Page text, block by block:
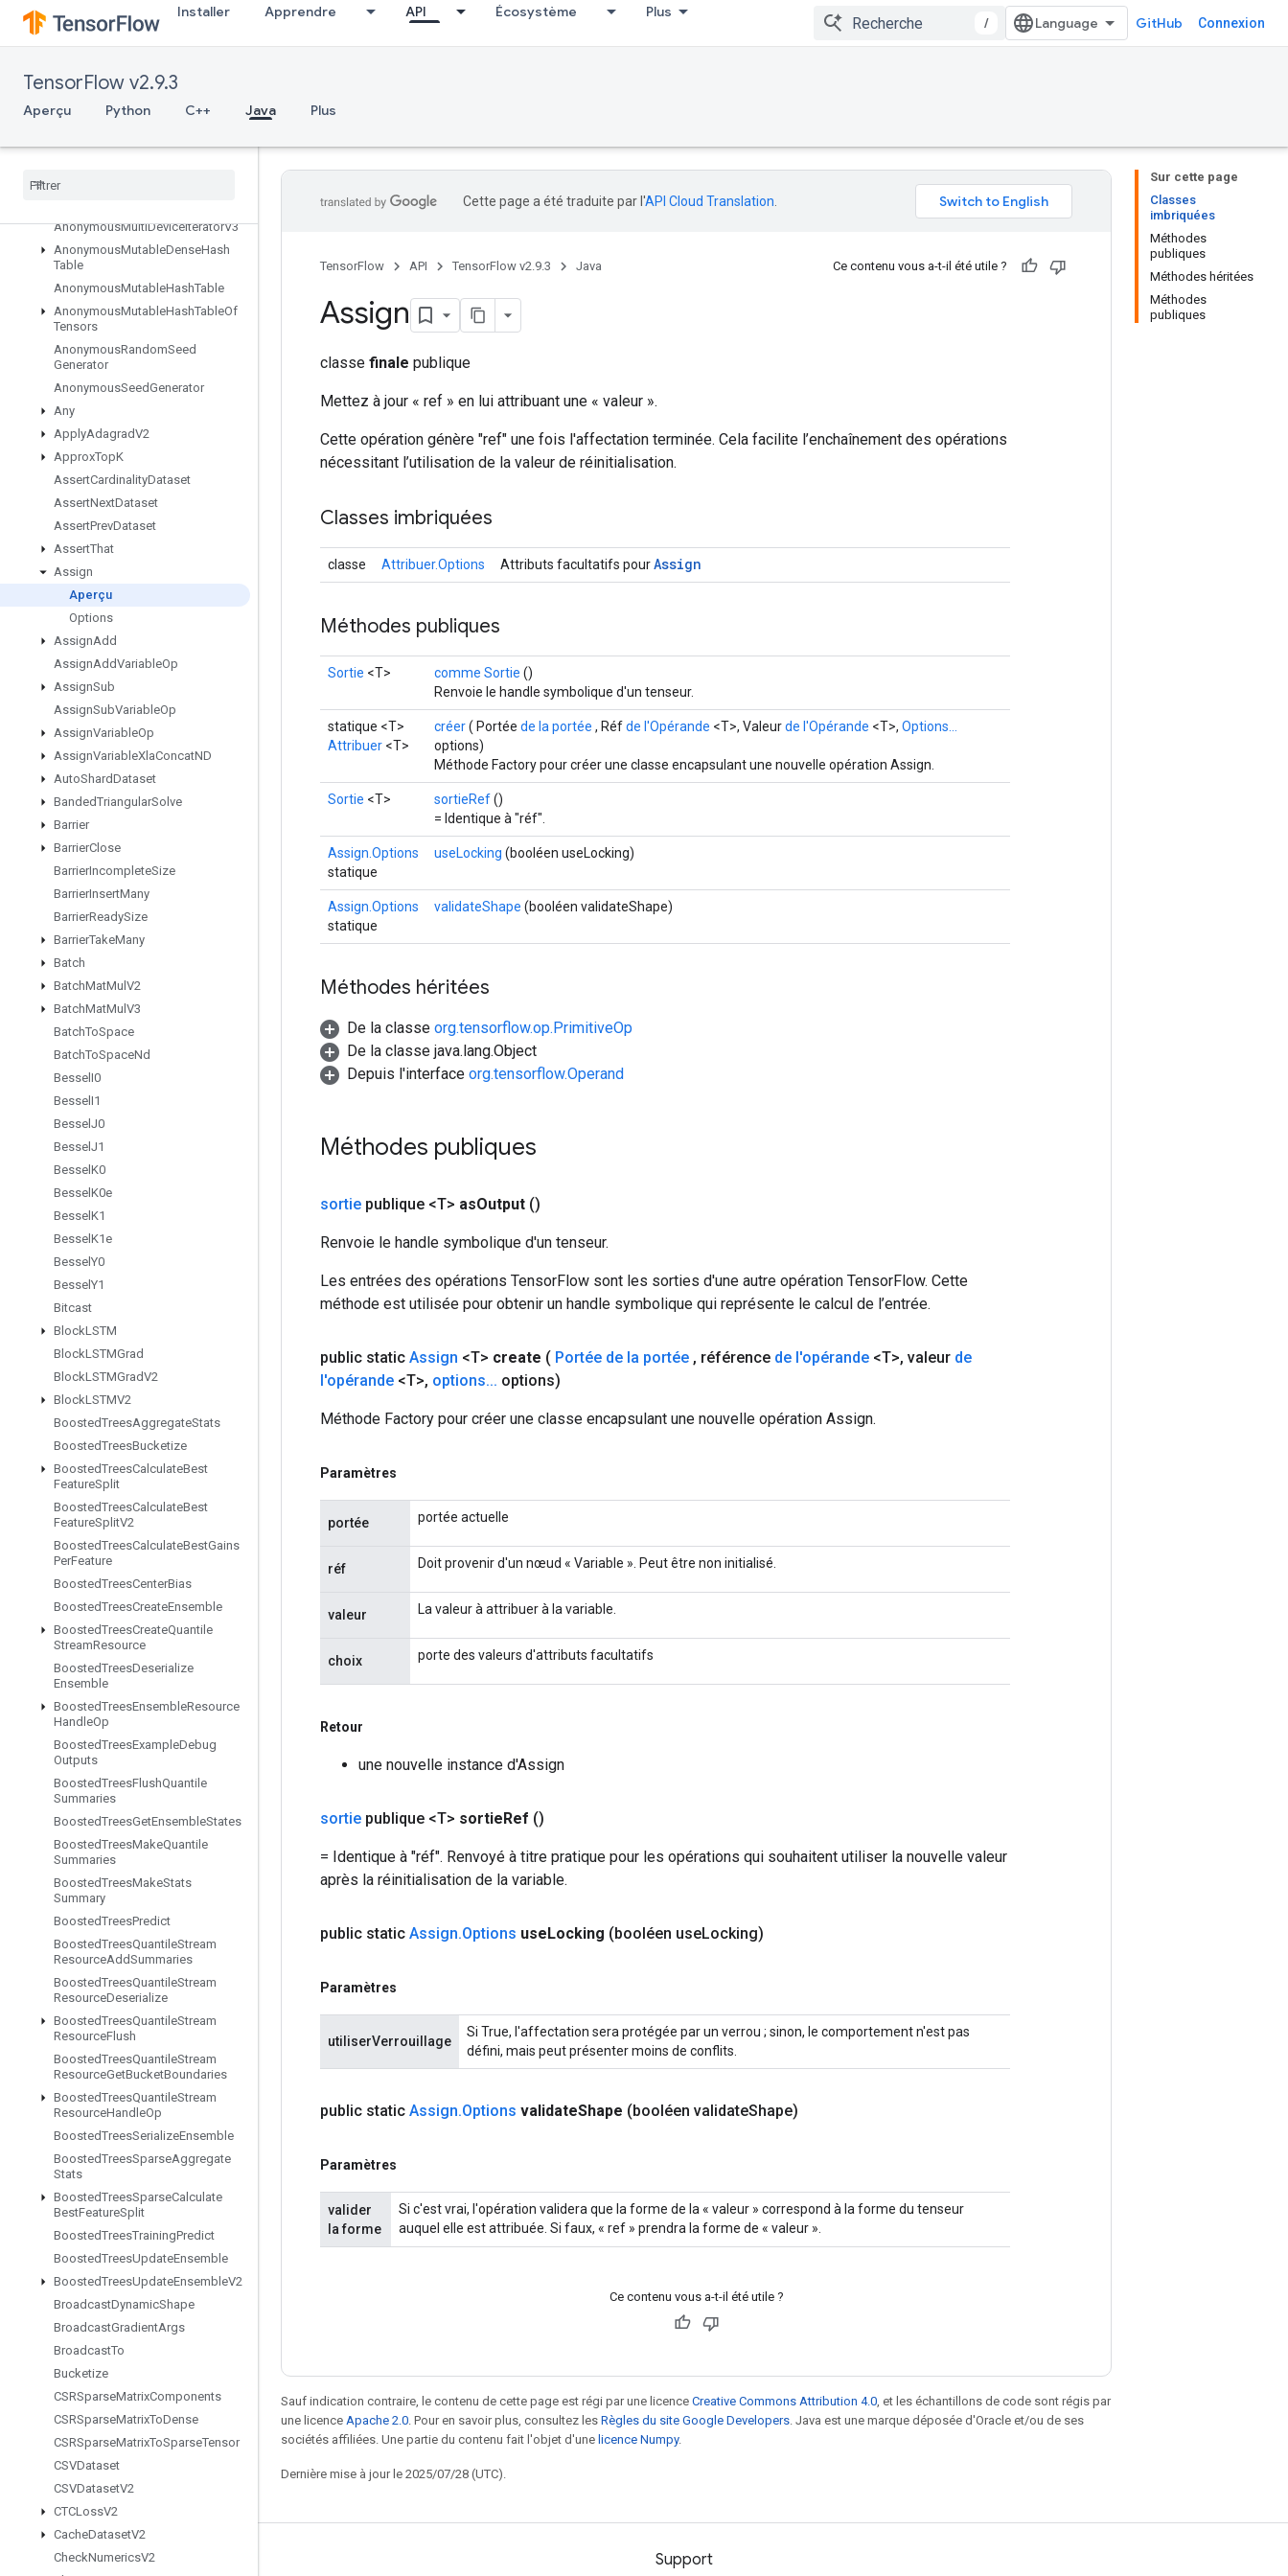
Installer Apprendre API Écosystème Plus
/ GitHub Connexion
TensorFlow v2.9.3
Aperçu Python C++ Java Plus
Aperçu
Abort
AllToAll
AnonymousHashTable
Anonymous
AnonymousMultiDeviceIteratorV3
AnonymousMutableDenseHash
Table
AnonymousMutableHashTable
AnonymousMutableHashTableOf
Tensors
AnonymousRandomSeed
Generator
AnonymousSeedGenerator
Any
ApplyAdagradV2
ApproxTopK
AssertCardinalityDataset
AssertNextDataset
AssertPrevDataset
AssertThat
Assign
Aperçu
Options
AssignAdd
AssignAddVariableOp
AssignSub
AssignSubVariableOp
AssignVariableOp
AssignVariableXlaConcatND
AutoShardDataset
BandedTriangularSolve
Barrier
BarrierClose
BarrierIncompleteSize
BarrierInsertMany
BarrierReadySize
BarrierTakeMany
Batch
BatchMatMul V2
BatchMatMul V3
BatchToSpace
BatchToSpaceNd
Bessel I0
Bessel I1
Bessel J0
Bessel J1
Bessel K0
Bessel K0e
Bessel K1
Bessel K1e
Bessel Y0
Bessel Y1
Bitcast
BlockLSTM
BlockLSTMGrad
BlockLSTMGradV2
BlockLSTMV2
BoostedTreesAggregateStats
BoostedTreesBucketize
BoostedTreesCalculateBest
FeatureSplit
BoostedTreesCalculateBest
FeatureSplitV2
BoostedTreesCalculateBestGains
PerFeature
BoostedTreesCenterBias
BoostedTreesCreateEnsemble
BoostedTreesCreateQuantile
StreamResource
BoostedTreesDeserialize
Ensemble
BoostedTreesEnsembleResource
HandleOp
BoostedTreesExampleDebug
Outputs
BoostedTreesFlushQuantile
Summaries
BoostedTreesGetEnsembleStates
BoostedTreesMakeQuantile
Summaries
BoostedTreesMakeStats
Summary
BoostedTreesPredict
BoostedTreesQuantileStream
ResourceAddSummaries
BoostedTreesQuantileStream
ResourceDeserialize
BoostedTreesQuantileStream
ResourceFlush
BoostedTreesQuantileStream
ResourceGetBucketBoundaries
BoostedTreesQuantileStream
ResourceHandleOp
BoostedTreesSerializeEnsemble
BoostedTreesSparseAggregate
Stats
BoostedTreesSparseCalculate
BestFeatureSplit
BoostedTreesTrainingPredict
BoostedTreesUpdateEnsemble
BoostedTreesUpdateEnsembleV2
BroadcastDynamicShape
BroadcastGradientArgs
BroadcastTo
Bucketize
CSRSparseMatrixComponents
CSRSparseMatrixToDense
CSRSparseMatrixToSparseTensor
CSVDataset
CSVDatasetV2
CTCLossV2
CacheDatasetV2
CheckNumericsV2
Sur cette page
Classes
imbriquées
Méthodes
publiques
Méthodes héritées
Méthodes
publiques
Cette page a été traduite par l'API Cloud Translation
TensorFlow API TensorFlow v2.9.3 Java Ce contenu vous a-t-il été utile ?
Assign
classe finale publique
Mettez à jour « ref » en lui attribuant une « valeur ».
Cette opération génère "ref" une fois l'affectation terminée. Cela facilite l’enchaînement des opérations
nécessitant l’utilisation de la valeur de réinitialisation.
Classes imbriquées
classe Attribuer.Options Attributs facultatifs pourAssign
Méthodes publiques
Sortie <T> comme Sortie ()
Renvoie le handle symbolique d'un tenseur.
statique <T>
Attribuer <T>
créer( Portée de la portée , Réfde l'Opérande <T>, Valeurde l'Opérande <T>, Options...
options)
Méthode Factory pour créer une classe encapsulant une nouvelle opération Assign.
Sortie <T> sortieRef()
= Identique à "réf".
Assign.Options
statique
useLocking (booléen useLocking)
Assign.Options
statique
validateShape (booléen validateShape)
Méthodes héritées
De la classe org.tensorflow.op.PrimitiveOp
De la classe java.lang.Object
Depuis l'interface org.tensorflow.Operand
Méthodes publiques
sortie publique <T> asOutput ()
Renvoie le handle symbolique d'un tenseur.
Les entrées des opérations TensorFlow sont les sorties d'une autre opération TensorFlow. Cette
méthode est utilisée pour obtenir un handle symbolique qui représente le calcul de l’entrée.
public static Assign <T> create ( Portée de la portée , référence de l'opérande <T>, valeur de
l'opérande <T>, options... options)
Méthode Factory pour créer une classe encapsulant une nouvelle opération Assign.
Paramètres
portée portée actuelle
réf Doit provenir d'un nœud « Variable ». Peut être non initialisé.
valeur La valeur à attribuer à la variable.
choix porte des valeurs d'attributs facultatifs
Retour
une nouvelle instance d'Assign
sortie publique <T> sortieRef ()
= Identique à "réf". Renvoyé à titre pratique pour les opérations qui souhaitent utiliser la nouvelle valeur
après la réinitialisation de la variable.
public static Assign.Options useLocking (booléen useLocking)
Paramètres
utiliserVerrouillage
Si True, l'affectation sera protégée par un verrou ; sinon, le comportement n'est pas
défini, mais peut présenter moins de conflits.
public static Assign.Options validateShape (booléen validateShape)
Paramètres
valider
la forme
Si c'est vrai, l'opération validera que la forme de la « valeur » correspond à la forme du tenseur
auquel elle est attribuée. Si faux, « ref » prendra la forme de « valeur ».
Ce contenu vous a-t-il été utile ?
Sauf indication contraire, le contenu de cette page est régi par une licence Creative Commons Attribution 4.0 , et les échantillons de code sont régis par
une licence Apache 2.0 . Pour en savoir plus, consultez les Règles du site Google Developers . Java est une marque déposée d'Oracle et/ou de ses
sociétés affiliées. Une partie du contenu fait l'objet d'une licence Numpy.
Dernière mise à jour le 2025/07/28 (UTC).
Rester connecté Support